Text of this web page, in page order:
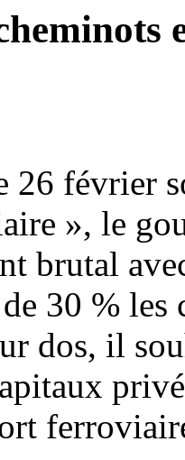
26 février
», le
brutal
30 % les
dos, il